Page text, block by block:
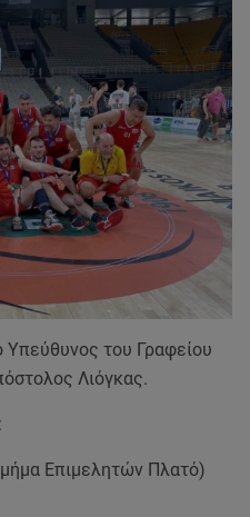
Υπεύθυνος του Γραφείου
Λιόγκας.
Επιμελητών Πλατό)